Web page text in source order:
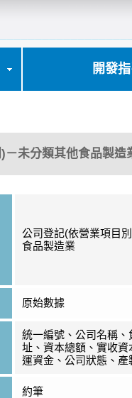
開發
－未分類其他食品製造
公司登記(依營業項目
食品製造業
原始數據
統一編號、公司名稱、
址、資本總額、實收資
運資金、公司狀態、產
約筆